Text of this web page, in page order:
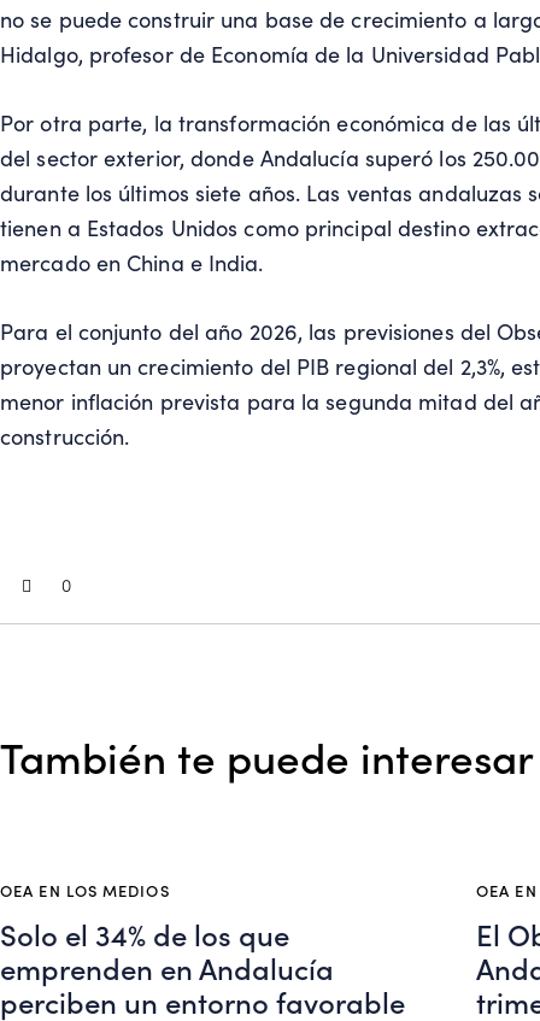
no se puede construir una base de crecimiento a
Hidalgo, profesor de Economía de la Universidad
Por otra parte, la transformación económica de las
del sector exterior, donde Andalucía superó los
durante los últimos siete años. Las ventas andaluzas
tienen a Estados Unidos como principal destino
mercado en China e India.
Para el conjunto del año 2026, las previsiones del
proyectan un crecimiento del PIB regional del 2,3%,
menor inflación prevista para la segunda mitad del
construcción.
0
También te puede interesar
OEA EN LOS MEDIOS
Solo el 34% de los que
emprenden en Andalucía
perciben un entorno favorable
OEA
El